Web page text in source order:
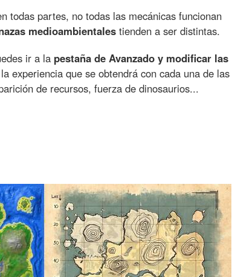
todas partes, no todas las mecánicas funcionan
medioambientales tienden a ser distintas.
ir a la pestaña de Avanzado y modificar las
experiencia que se obtendrá con cada una de las
de recursos, fuerza de dinosaurios...